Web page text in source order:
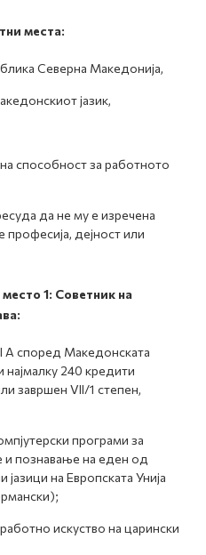
места:
Северна Македонија,
јазик,
способност за работното
да не му е изречена
дејност или
1: Советник на
:
A според Македонската
најмалку 240 кредити
завршен VII/1 степен,
програми за
познавање на еден од
јазици на Европската Унија
искуство на царински